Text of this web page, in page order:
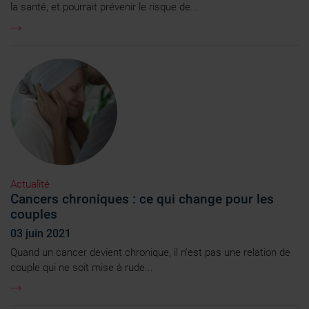
la santé, et pourrait prévenir le risque de...
Actualité
Cancers chroniques : ce qui change pour les
couples
03 juin 2021
Quand un cancer devient chronique, il n’est pas une relation de
couple qui ne soit mise à rude...